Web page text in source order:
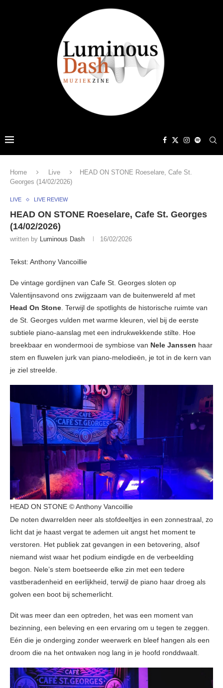
Home Live
HEAD ON STONE Roeselare, Cafe St.
Georges (14/02/2026)
LIVE LIVE REVIEW
HEAD ON STONE Roeselare, Cafe St. Georges
(14/02/2026)
written by Luminous Dash 16/02/2026
Tekst: Anthony Vancoillie
De vintage gordijnen van Cafe St. Georges sloten op
Valentijnsavond ons zwijgzaam van de buitenwereld af met
Head On Stone. Terwijl de spotlights de historische ruimte van
de St. Georges vulden met warme kleuren, viel bij de eerste
subtiele piano-aanslag met een indrukwekkende stilte. Hoe
breekbaar en wondermooi de symbiose van Nele Janssen haar
stem en fluwelen jurk van piano-melodieën, je tot in de kern van
je ziel streelde.
HEAD ON STONE © Anthony Vancoillie
De noten dwarrelden neer als stofdeeltjes in een zonnestraal, zo
licht dat je haast vergat te ademen uit angst het moment te
verstoren. Het publiek zat gevangen in een betovering, alsof
niemand wist waar het podium eindigde en de verbeelding
begon. Nele’s stem boetseerde elke zin met een tedere
vastberadenheid en eerlijkheid, terwijl de piano haar droeg als
golven een boot bij schemerlicht.
Dit was meer dan een optreden, het was een moment van
bezinning, een beleving en een ervaring om u tegen te zeggen.
Eén die je onderging zonder weerwerk en bleef hangen als een
droom die na het ontwaken nog lang in je hoofd ronddwaalt.